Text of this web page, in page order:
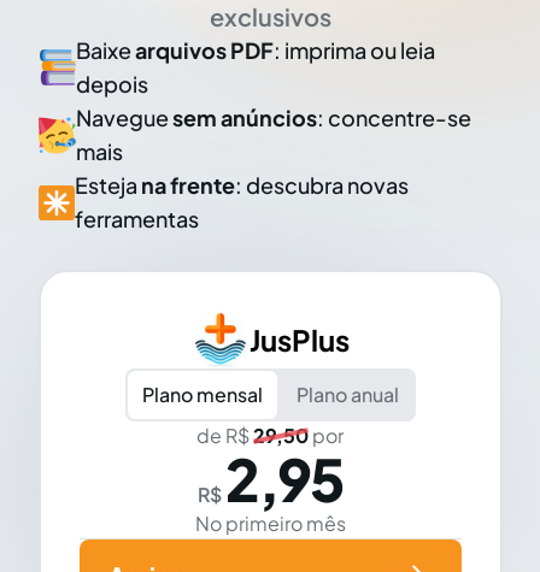
exclusivos
Baixearquivos PDF: imprima ou leia
depois
Naveguesem anúncios: concentre-se
mais
Esteja na frente: descubra novas
ferramentas
JusPlus
Plano mensal
Plano anual
de R$29,50por
R$ 2,95
No primeiro mês